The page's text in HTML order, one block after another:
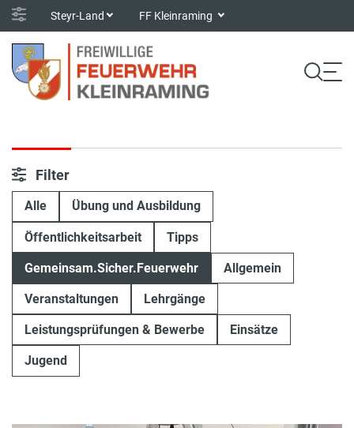
Steyr-Land FF Kleinraming
Filter
Alle Übung und Ausbildung
Öffentlichkeitsarbeit Tipps
Gemeinsam.Sicher.Feuerwehr Allgemein
Veranstaltungen Lehrgänge
Leistungsprüfungen & Bewerbe Einsätze
Jugend